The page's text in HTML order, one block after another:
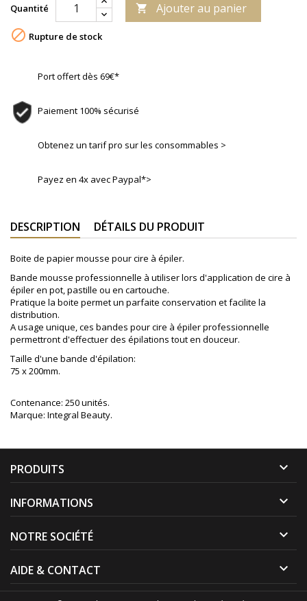
Quantité  Ajouter au panier
 Rupture de stock
Port offert dès 69€*
Paiement 100% sécurisé
Obtenez un tarif pro sur les consommables >
Payez en 4x avec Paypal*>
DESCRIPTION DÉTAILS DU PRODUIT
Boite de papier mousse pour cire à épiler.
Bande mousse professionnelle à utiliser lors d'application de cire à
épiler en pot, pastille ou en cartouche.
Pratique la boite permet un parfaite conservation et facilite la
distribution.
A usage unique, ces bandes pour cire à épiler professionnelle
permettront d'effectuer des épilations tout en douceur.
Taille d'une bande d'épilation:
75 x 200mm.
Contenance: 250 unités.
Marque: Integral Beauty.
PRODUITS 
INFORMATIONS 
NOTRE SOCIÉTÉ 
AIDE & CONTACT 